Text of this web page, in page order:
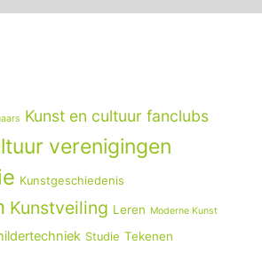
Kunst en cultuur fanclubs
verenigingen
Kunstgeschiedenis
Kunstveiling Leren Moderne Kunst
Studie Tekenen